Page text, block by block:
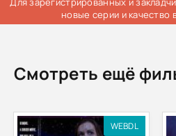
новые серии и качество
Смотреть ещё
WEBDL